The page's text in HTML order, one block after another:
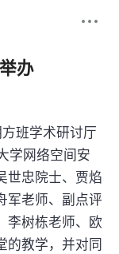
办
班学术研讨厅
学网络空间安
世忠院士、贾焰
军老师、副点评
李树栋老师、欧
的教学，并对同